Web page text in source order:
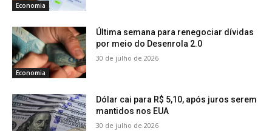
Economia
Economia
Última semana para renegociar dívidas
por meio do Desenrola 2.0
30 de julho de 2026
Dólar cai para R$ 5,10, após juros serem
mantidos nos EUA
30 de julho de 2026